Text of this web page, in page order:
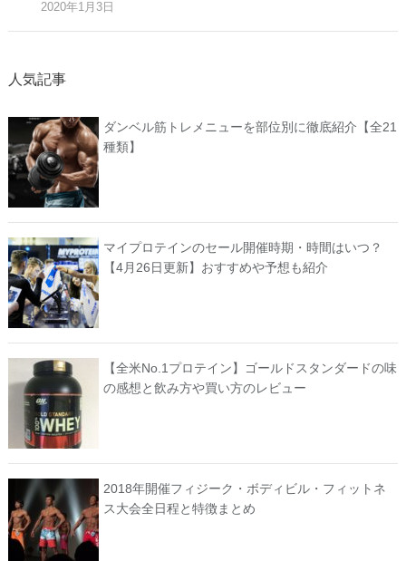
2020年1月3日
人気記事
ダンベル筋トレメニューを部位別に徹底紹介【全21
種類】
マイプロテインのセール開催時期・時間はいつ？
【4月26日更新】おすすめや予想も紹介
【全米No.1プロテイン】ゴールドスタンダードの味
の感想と飲み方や買い方のレビュー
2018年開催フィジーク・ボディビル・フィットネ
ス大会全日程と特徴まとめ